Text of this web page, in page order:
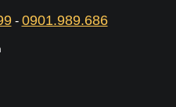
- 0901.989.686